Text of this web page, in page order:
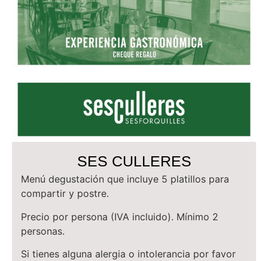
SES CULLERES
Menú degustación que incluye 5 platillos para
compartir y postre.
Precio por persona (IVA incluido). Mínimo 2
personas.
Si tienes alguna alergia o intolerancia por favor